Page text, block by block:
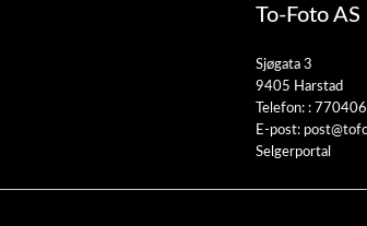
To-Foto AS
Sjøgata 3
9405 Harstad
Telefon: :
E-post:
Selgerportal